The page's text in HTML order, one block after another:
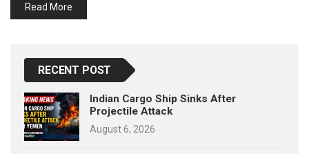
Read More
RECENT POST
Indian Cargo Ship Sinks After
Projectile Attack
August 6, 2026